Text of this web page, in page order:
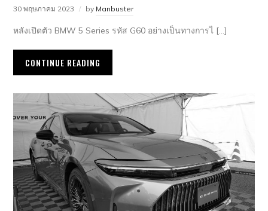
30 พฤษภาคม 2023 by Manbuster
หลังเปิดตัว BMW 5 Series รหัส G60 อย่างเป็นทางการไ […]
CONTINUE READING